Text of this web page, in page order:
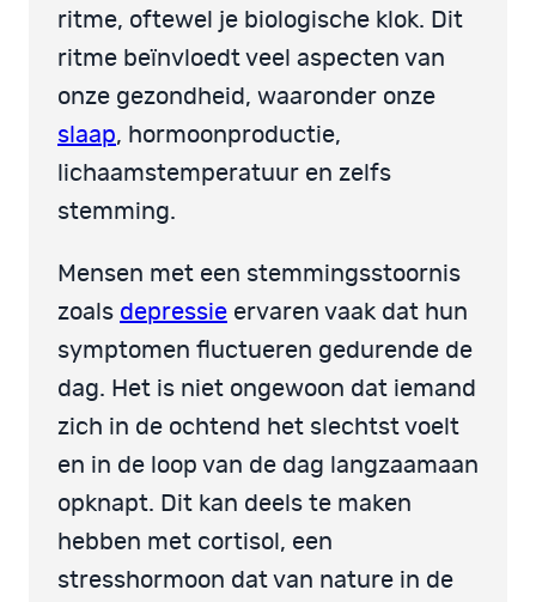
ritme, oftewel je biologische klok. Dit
ritme beïnvloedt veel aspecten van
onze gezondheid, waaronder onze
slaap, hormoonproductie,
lichaamstemperatuur en zelfs
stemming.
Mensen met een stemmingsstoornis
zoals depressie ervaren vaak dat hun
symptomen fluctueren gedurende de
dag. Het is niet ongewoon dat iemand
zich in de ochtend het slechtst voelt
en in de loop van de dag langzaamaan
opknapt. Dit kan deels te maken
hebben met cortisol, een
stresshormoon dat van nature in de